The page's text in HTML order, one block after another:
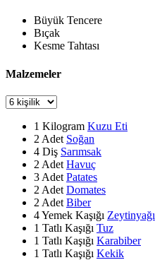
Büyük Tencere
Bıçak
Kesme Tahtası
Malzemeler
1 Kilogram Kuzu Eti
2 Adet Soğan
4 Diş Sarımsak
2 Adet Havuç
3 Adet Patates
2 Adet Domates
2 Adet Biber
4Yemek Kaşığı Zeytinyağı
1 Tatlı Kaşığı Tuz
1 Tatlı Kaşığı Karabiber
1 Tatlı Kaşığı Kekik